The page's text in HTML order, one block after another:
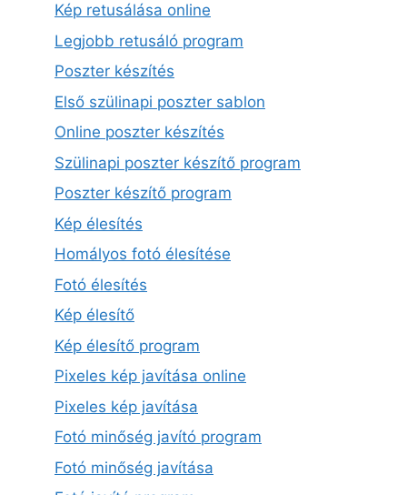
Kép retusálása online
Legjobb retusáló program
Poszter készítés
Első szülinapi poszter sablon
Online poszter készítés
Szülinapi poszter készítő program
Poszter készítő program
Kép élesítés
Homályos fotó élesítése
Fotó élesítés
Kép élesítő
Kép élesítő program
Pixeles kép javítása online
Pixeles kép javítása
Fotó minőség javító program
Fotó minőség javítása